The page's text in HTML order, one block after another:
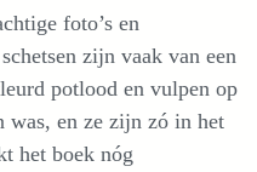
foto’s en
zijn vaak van een
potlood en vulpen op
was, en ze zijn zó in het
het boek nóg